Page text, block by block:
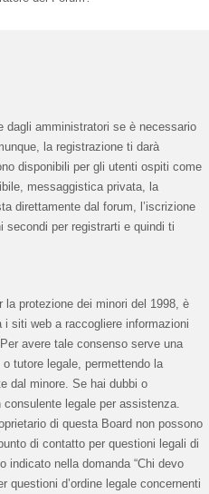
dagli amministratori se è necessario
la registrazione ti darà
disponibili per gli utenti ospiti come
messaggistica privata, la
direttamente dal forum, l’iscrizione
per registrarti e quindi ti
protezione dei minori del 1998, è
siti web a raccogliere informazioni
avere tale consenso serve una
tutore legale, permettendo la
dal minore. Se hai dubbi o
legale per assistenza.
di questa Board non possono
di contatto per questioni legali di
indicato nella domanda “Chi devo
questioni d’ordine legale concernenti